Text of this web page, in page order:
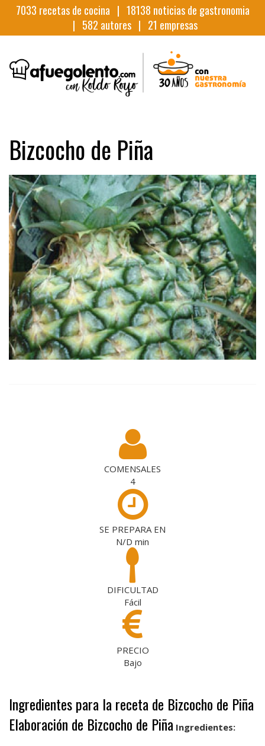
7033 recetas de cocina | 18138 noticias de gastronomia
| 582 autores | 21 empresas
Bizcocho de Piña
COMENSALES
4
SE PREPARA EN
N/D min
DIFICULTAD
Fácil
PRECIO
Bajo
Ingredientes para la receta de Bizcocho de Piña
Elaboración de Bizcocho de Piña Ingredientes: